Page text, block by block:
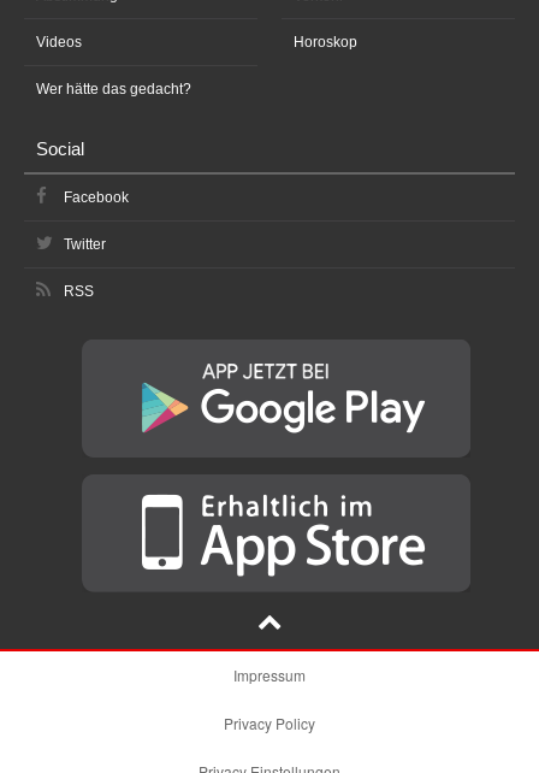
Videos
Wer hätte das gedacht?
Horoskop
Social
Facebook
Twitter
RSS
Impressum
Privacy Policy